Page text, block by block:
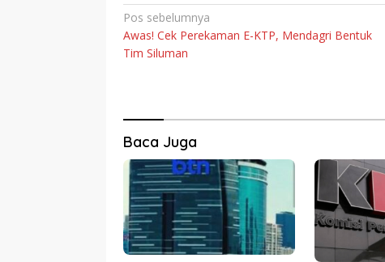
Navigasi
pos
Pos sebelumnya
Awas! Cek Perekaman E-KTP, Mendagri Bentuk
Tim Siluman
Baca Juga